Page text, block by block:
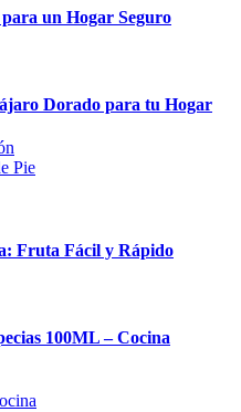
un Hogar Seguro
Dorado para tu Hogar
Pie
Fruta Fácil y Rápido
100ML – Cocina